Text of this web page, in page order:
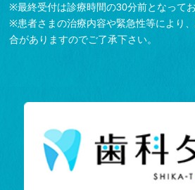
※最終受付は診療時間の30分前となってお
※患者さまの治療内容や緊急性等により
合がありますのでご了承下さい。